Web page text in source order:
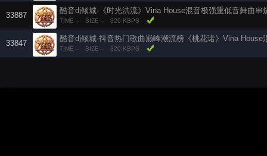
33887
酷音dj倾城-《时光洪流》Vina House混音极强重低音舞曲串
TIME -- SIZE -- 320 KBPS
33847
TIME -- SIZE -- 320 KBPS